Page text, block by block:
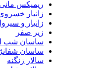
ریمیکس مانی رهنما
زانیار خسروی
زانیار و سیروان
زیر صفر
ساسان شب افروز
ساسان شفانژاد
سالار زنگنه